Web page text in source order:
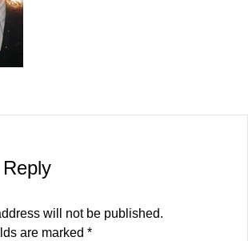
will not be published.
are marked *